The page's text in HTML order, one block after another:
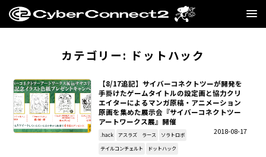
MANGA・NOVEL
FILM
CC2STORE
カテゴリー: ドットハック
【8/17追記】サイバーコネクトツーが開発を
手掛けたゲームタイトルの設定画と協力クリ
エイターによるマンガ原稿・アニメーション
原画を集めた展示会『サイバーコネクトツー
アートワークス展』開催
2018-08-17
.hack アスラズ ラース ソラトロボ
テイルコンチェルト ドットハック